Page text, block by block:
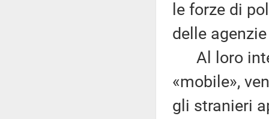
le forze di
delle
Al loro
«mobile»,
gli stranieri